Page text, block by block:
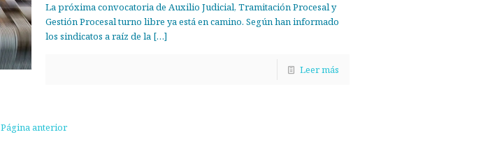
La próxima convocatoria de Auxilio Judicial, Tramitación Procesal y
Gestión Procesal turno libre ya está en camino. Según han informado
los sindicatos a raíz de la […]
Leer más
Página anterior